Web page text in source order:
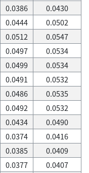
0.0386
0.0430
0.0444
0.0502
0.0512
0.0547
0.0497
0.0534
0.0499
0.0534
0.0491
0.0532
0.0486
0.0535
0.0492
0.0532
0.0434
0.0490
0.0374
0.0416
0.0385
0.0409
0.0377
0.0407